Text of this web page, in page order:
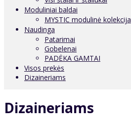
Moduliniai baldai
MYSTIC modulinė kolekcija
Naudinga
Patarimai
Gobelenai
PADĖKA GAMTAI
Visos prekės
Dizaineriams
Dizaineriams